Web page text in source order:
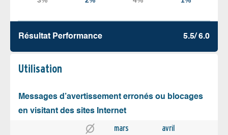
Résultat Performance 5.5/ 6.0
Utilisation
Messages d’avertissement erronés ou blocages
en visitant des sites Internet
mars avril